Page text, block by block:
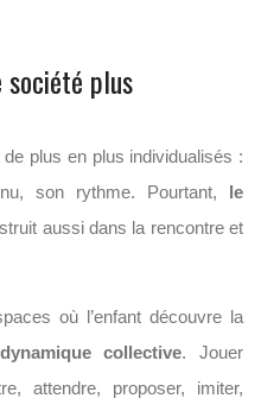
société plus
plus en plus individualisés :
son rythme. Pourtant, le
aussi dans la rencontre et
où l’enfant découvre la
collective. Jouer
attendre, proposer, imiter,